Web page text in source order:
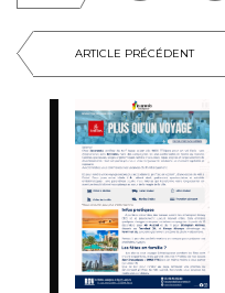
ARTICLE PRÉCÉDENT